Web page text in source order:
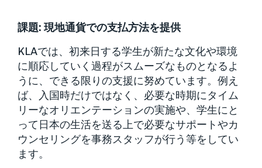
課題: 現地通貨での支払方法を提供
KLAでは、初来日する学生が新たな文化や環境
に順応していく過程がスムーズなものとなるよ
うに、できる限りの支援に努めています。例え
ば、入国時だけではなく、必要な時期にタイム
リーなオリエンテーションの実施や、学生にと
って日本の生活を送る上で必要なサポートやカ
ウンセリングを事務スタッフが行う等をしてい
ます。